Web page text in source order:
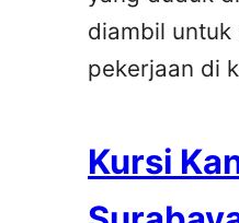
diambil untuk
pekerjaan di
Kursi